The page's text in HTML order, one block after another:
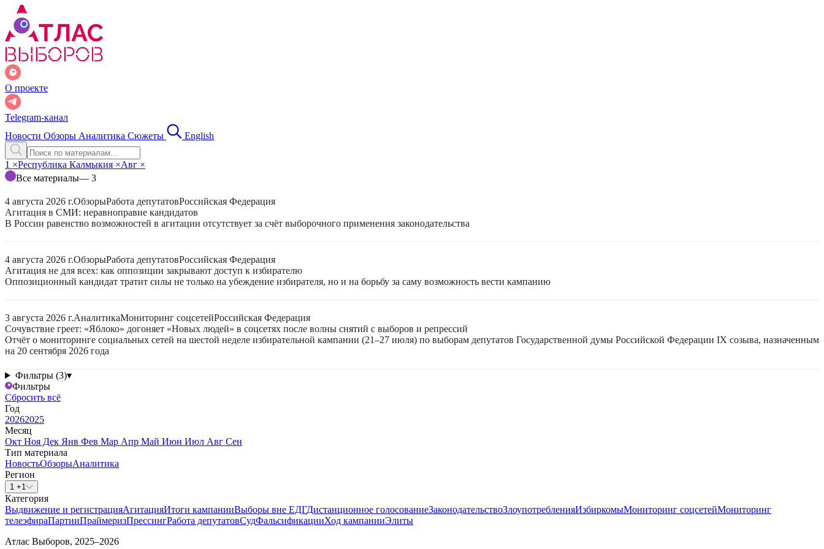
О проекте
Telegram-канал
Новости Обзоры Аналитика Сюжеты English
1 ×Республика Калмыкия ×Авг ×
Все материалы— 3
4 августа 2026 г.ОбзорыРабота депутатовРоссийская Федерация
Агитация в СМИ: неравноправие кандидатов
В России равенство возможностей в агитации отсутствует за счёт выборочного применения законодательства
4 августа 2026 г.ОбзорыРабота депутатовРоссийская Федерация
Агитация не для всех: как оппозиции закрывают доступ к избирателю
Оппозиционный кандидат тратит силы не только на убеждение избирателя, но и на борьбу за саму возможность вести кампанию
3 августа 2026 г.АналитикаМониторинг соцсетейРоссийская Федерация
Сочувствие греет: «Яблоко» догоняет «Новых людей» в соцсетях после волны снятий с выборов и репрессий
Отчёт о мониторинге социальных сетей на шестой неделе избирательной кампании (21–27 июля) по выборам депутатов Государственной думы Российской Федерации IX созыва, назначенным
на 20 сентября 2026 года
Фильтры (3)▾
Фильтры
Сбросить всё
Год
20262025
Месяц
Окт Ноя Дек Янв Фев Мар Апр Май Июн Июл Авг Сен
Тип материала
НовостьОбзорыАналитика
Регион
1 +1
Категория
Выдвижение и регистрацияАгитацияИтоги кампанииВыборы вне ЕДГДистанционное голосованиеЗаконодательствоЗлоупотребленияИзбиркомыМониторинг соцсетейМониторинг
телеэфираПартииПраймеризПрессингРабота депутатовСудФальсификацииХод кампанииЭлиты
Атлас Выборов, 2025–2026